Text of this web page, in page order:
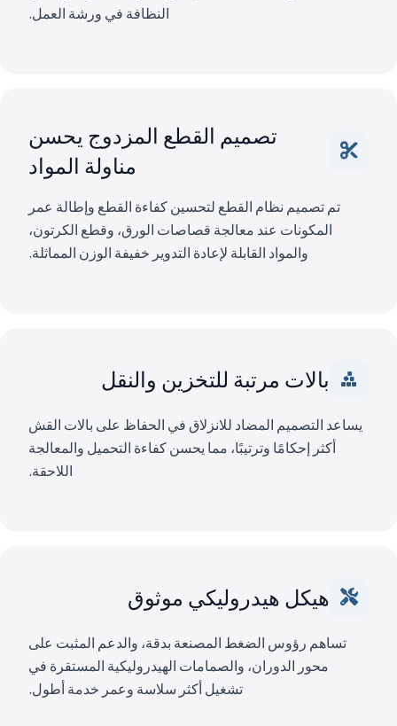
النظافة في ورشة العمل.
تصميم القطع المزدوج يحسن
مناولة المواد
تم تصميم نظام القطع لتحسين كفاءة القطع وإطالة عمر
المكونات عند معالجة قصاصات الورق، وقطع الكرتون،
والمواد القابلة لإعادة التدوير خفيفة الوزن المماثلة.
بالات مرتبة للتخزين والنقل
يساعد التصميم المضاد للانزلاق في الحفاظ على بالات القش
أكثر إحكامًا وترتيبًا، مما يحسن كفاءة التحميل والمعالجة
اللاحقة.
هيكل هيدروليكي موثوق
تساهم رؤوس الضغط المصنعة بدقة، والدعم المثبت على
محور الدوران، والصمامات الهيدروليكية المستقرة في
تشغيل أكثر سلاسة وعمر خدمة أطول.